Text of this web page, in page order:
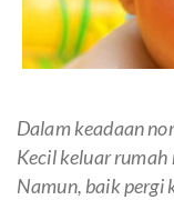
Dalam keadaan
Kecil keluar rumah
Namun, baik pergi